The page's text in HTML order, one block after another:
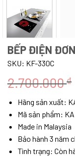
BẾP ĐIỆN
SKU: KF-330C
2.700.000₫
Hãng sản xuất:
Mã sản phẩm:
Made in Malaysia
Bảo hành 3 năm
Tình trạng: Còn